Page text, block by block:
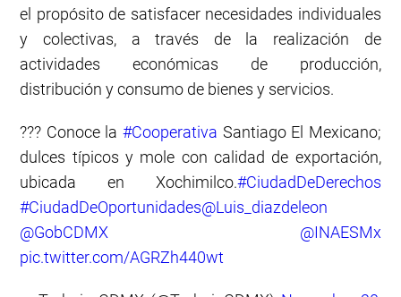
el propósito de satisfacer necesidades individuales
y colectivas, a través de la realización de
actividades económicas de producción,
distribución y consumo de bienes y servicios.
??? Conoce la #Cooperativa Santiago El Mexicano;
dulces típicos y mole con calidad de exportación,
ubicada en Xochimilco.#CiudadDeDerechos
#CiudadDeOportunidades@Luis_diazdeleon
@GobCDMX
@INAESMx
pic.twitter.com/AGRZh440wt